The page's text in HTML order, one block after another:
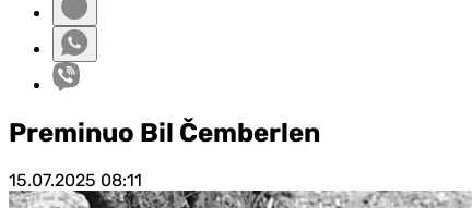
Preminuo Bil Čemberlen
15.07.2025 08:11